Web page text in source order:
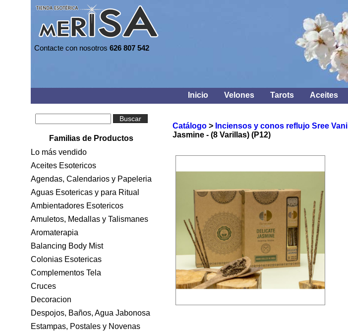
Contacte con nosotros 626 807 542
Inicio Velones Tarots Aceites
Buscar
Familias de Productos
Lo más vendido
Aceites Esotericos
Agendas, Calendarios y Papeleria
Aguas Esotericas y para Ritual
Ambientadores Esotericos
Amuletos, Medallas y Talismanes
Aromaterapia
Balancing Body Mist
Colonias Esotericas
Complementos Tela
Cruces
Decoracion
Despojos, Baños, Agua Jabonosa
Estampas, Postales y Novenas
Catálogo > Inciensos y conos reflujo Sree Vani
Jasmine - (8 Varillas) (P12)